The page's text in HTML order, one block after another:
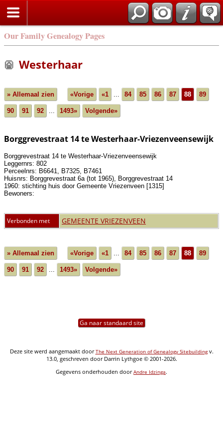
Our Family Genealogy Pages
Westerhaar
» Allemaal zien «Vorige «1 ... 84 85 86 87 88 89
90 91 92 ... 1493» Volgende»
Borggrevestraat 14 te Westerhaar-Vriezenveensewijk
Borggrevestraat 14 te Westerhaar-Vriezenveensewijk
Leggernrs: 802
Perceelnrs: B6641, B7325, B7461
Huisnrs: Borggrevestraat 6a (tot 1965), Borggrevestraat 14
1960: stichting huis door Gemeente Vriezenveen [1315]
Bewoners:
Verbonden met GEMEENTE VRIEZENVEEN
» Allemaal zien «Vorige «1 ... 84 85 86 87 88 89
90 91 92 ... 1493» Volgende»
Ga naar standaard site
Deze site werd aangemaakt doorThe Next Generation of Genealogy Sitebuildingv.
13.0, geschreven door Darrin Lythgoe © 2001-2026.
Gegevens onderhouden doorAndre Idzinga.